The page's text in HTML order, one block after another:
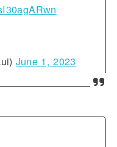
June 1, 2023